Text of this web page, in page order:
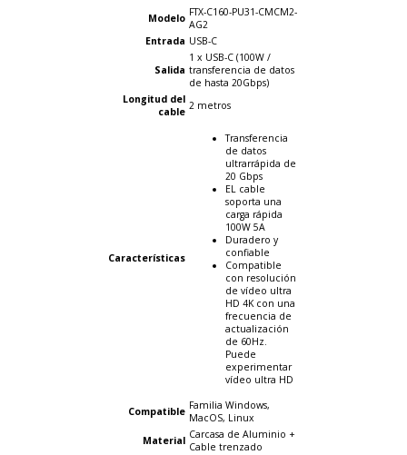
Modelo FTX-C160-PU31-CMCM2-
AG2
Entrada USB-C
Salida
1 x USB-C (100W /
transferencia de datos
de hasta 20Gbps)
Longitud del
cable 2 metros
Características
Transferencia
de datos
ultrarrápida de
20 Gbps
EL cable
soporta una
carga rápida
100W 5A
Duradero y
confiable
Compatible
con resolución
de vídeo ultra
HD 4K con una
frecuencia de
actualización
de 60Hz.
Puede
experimentar
vídeo ultra HD
Compatible Familia Windows,
MacOS, Linux
Material Carcasa de Aluminio +
Cable trenzado